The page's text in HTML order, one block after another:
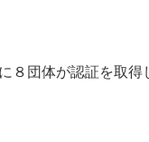
８団体が認証を取